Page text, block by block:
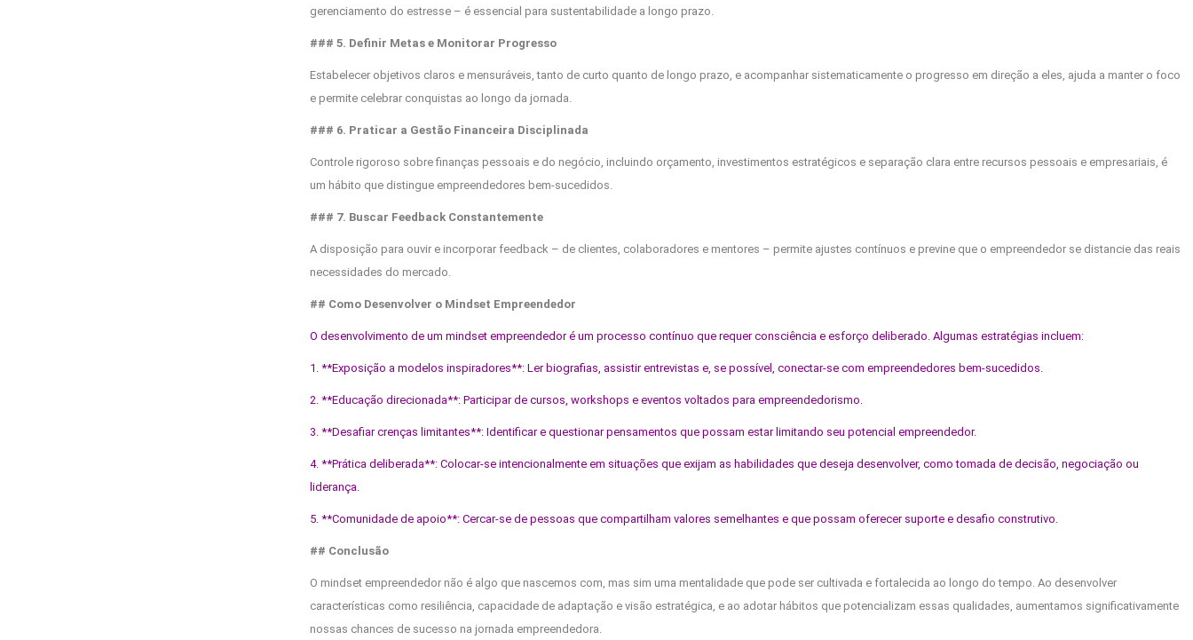
gerenciamento do estresse – é essencial para sustentabilidade a longo prazo.
### 5. Definir Metas e Monitorar Progresso
Estabelecer objetivos claros e mensuráveis, tanto de curto quanto de longo prazo, e acompanhar sistematicamente o progresso em direção a eles, ajuda a manter o foco
e permite celebrar conquistas ao longo da jornada.
### 6. Praticar a Gestão Financeira Disciplinada
Controle rigoroso sobre finanças pessoais e do negócio, incluindo orçamento, investimentos estratégicos e separação clara entre recursos pessoais e empresariais, é
um hábito que distingue empreendedores bem-sucedidos.
### 7. Buscar Feedback Constantemente
A disposição para ouvir e incorporar feedback – de clientes, colaboradores e mentores – permite ajustes contínuos e previne que o empreendedor se distancie das reais
necessidades do mercado.
## Como Desenvolver o Mindset Empreendedor
O desenvolvimento de um mindset empreendedor é um processo contínuo que requer consciência e esforço deliberado. Algumas estratégias incluem:
1. **Exposição a modelos inspiradores**: Ler biografias, assistir entrevistas e, se possível, conectar-se com empreendedores bem-sucedidos.
2. **Educação direcionada**: Participar de cursos, workshops e eventos voltados para empreendedorismo.
3. **Desafiar crenças limitantes**: Identificar e questionar pensamentos que possam estar limitando seu potencial empreendedor.
4. **Prática deliberada**: Colocar-se intencionalmente em situações que exijam as habilidades que deseja desenvolver, como tomada de decisão, negociação ou
liderança.
5. **Comunidade de apoio**: Cercar-se de pessoas que compartilham valores semelhantes e que possam oferecer suporte e desafio construtivo.
## Conclusão
O mindset empreendedor não é algo que nascemos com, mas sim uma mentalidade que pode ser cultivada e fortalecida ao longo do tempo. Ao desenvolver
características como resiliência, capacidade de adaptação e visão estratégica, e ao adotar hábitos que potencializam essas qualidades, aumentamos significativamente
nossas chances de sucesso na jornada empreendedora.